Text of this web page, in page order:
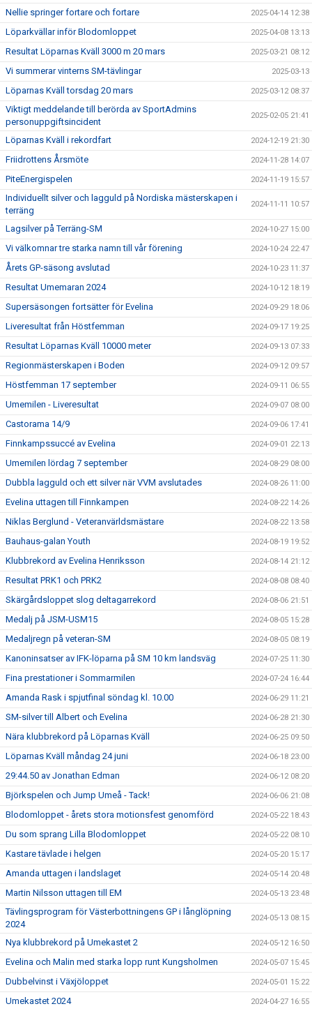
Nellie springer fortare och fortare 2025-04-14 12:38
Löparkvällar inför Blodomloppet 2025-04-08 13:13
Resultat Löparnas Kväll 3000 m 20 mars 2025-03-21 08:12
Vi summerar vinterns SM-tävlingar 2025-03-13
Löparnas Kväll torsdag 20 mars 2025-03-12 08:37
Viktigt meddelande till berörda av SportAdmins
personuppgiftsincident
2025-02-05 21:41
Löparnas Kväll i rekordfart 2024-12-19 21:30
Friidrottens Årsmöte 2024-11-28 14:07
PiteEnergispelen 2024-11-19 15:57
Individuellt silver och lagguld på Nordiska mästerskapen i
terräng
2024-11-11 10:57
Lagsilver på Terräng-SM 2024-10-27 15:00
Vi välkomnar tre starka namn till vår förening 2024-10-24 22:47
Årets GP-säsong avslutad 2024-10-23 11:37
Resultat Umemaran 2024 2024-10-12 18:19
Supersäsongen fortsätter för Evelina 2024-09-29 18:06
Liveresultat från Höstfemman 2024-09-17 19:25
Resultat Löparnas Kväll 10000 meter 2024-09-13 07:33
Regionmästerskapen i Boden 2024-09-12 09:57
Höstfemman 17 september 2024-09-11 06:55
Umemilen - Liveresultat 2024-09-07 08:00
Castorama 14/9 2024-09-06 17:41
Finnkampssuccé av Evelina 2024-09-01 22:13
Umemilen lördag 7 september 2024-08-29 08:00
Dubbla lagguld och ett silver när VVM avslutades 2024-08-26 11:00
Evelina uttagen till Finnkampen 2024-08-22 14:26
Niklas Berglund - Veteranvärldsmästare 2024-08-22 13:58
Bauhaus-galan Youth 2024-08-19 19:52
Klubbrekord av Evelina Henriksson 2024-08-14 21:12
Resultat PRK1 och PRK2 2024-08-08 08:40
Skärgårdsloppet slog deltagarrekord 2024-08-06 21:51
Medalj på JSM-USM15 2024-08-05 15:28
Medaljregn på veteran-SM 2024-08-05 08:19
Kanoninsatser av IFK-löparna på SM 10 km landsväg 2024-07-25 11:30
Fina prestationer i Sommarmilen 2024-07-24 16:44
Amanda Rask i spjutfinal söndag kl. 10.00 2024-06-29 11:21
SM-silver till Albert och Evelina 2024-06-28 21:30
Nära klubbrekord på Löparnas Kväll 2024-06-25 09:50
Löparnas Kväll måndag 24 juni 2024-06-18 23:00
29:44.50 av Jonathan Edman 2024-06-12 08:20
Björkspelen och Jump Umeå - Tack! 2024-06-06 21:08
Blodomloppet - årets stora motionsfest genomförd 2024-05-22 18:43
Du som sprang Lilla Blodomloppet 2024-05-22 08:10
Kastare tävlade i helgen 2024-05-20 15:17
Amanda uttagen i landslaget 2024-05-14 20:48
Martin Nilsson uttagen till EM 2024-05-13 23:48
Tävlingsprogram för Västerbottningens GP i långlöpning
2024
2024-05-13 08:15
Nya klubbrekord på Umekastet 2 2024-05-12 16:50
Evelina och Malin med starka lopp runt Kungsholmen 2024-05-07 15:45
Dubbelvinst i Växjöloppet 2024-05-01 15:22
Umekastet 2024 2024-04-27 16:55